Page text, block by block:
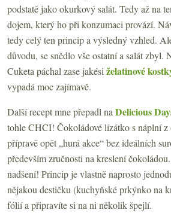
podstatě jako okurkový salát. Tedy až na
dojem, který ho při konzumaci provází.
tedy celý ten princip a výsledný vzhled.
důvodu, se snědlo vše ostatní a salát
Cuketa páchal zase jakési želatinové
vypadá moc zajímavě.
Další recept mne přepadl na Delicious
tohle CHCI! Čokoládové lízátko s náplní z
přípravě opět „hurá akce“ bez ideálních
především zručnosti na kreslení
nadšení! Princip je vlastně naprosto
nějakou destičku (kuchyňské prkýnko na
fólií a připravíte si na ni několik špejlí.